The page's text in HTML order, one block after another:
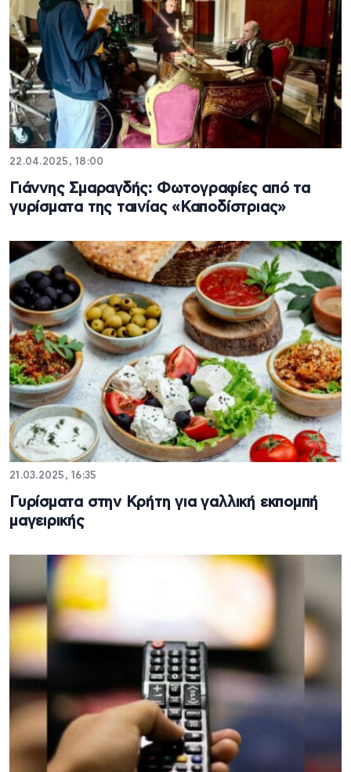
22.04.2025, 18:00
Γιάννης Σμαραγδής: Φωτογραφίες από τα
γυρίσματα της ταινίας «Καποδίστριας»
21.03.2025, 16:35
Γυρίσματα στην Κρήτη για γαλλική εκπομπή
μαγειρικής